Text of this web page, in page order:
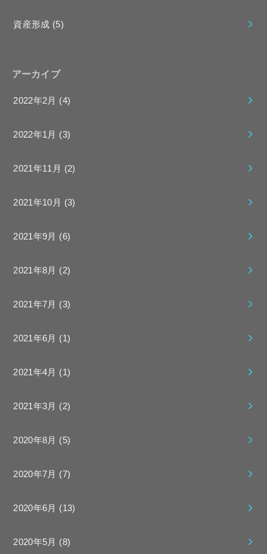
資産形成 (5)
アーカイブ
2022年2月 (4)
2022年1月 (3)
2021年11月 (2)
2021年10月 (3)
2021年9月 (6)
2021年8月 (2)
2021年7月 (3)
2021年6月 (1)
2021年4月 (1)
2021年3月 (2)
2020年8月 (5)
2020年7月 (7)
2020年6月 (13)
2020年5月 (8)